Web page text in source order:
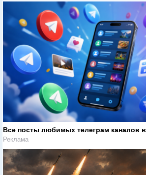
Все посты любимых телеграм каналов
Реклама